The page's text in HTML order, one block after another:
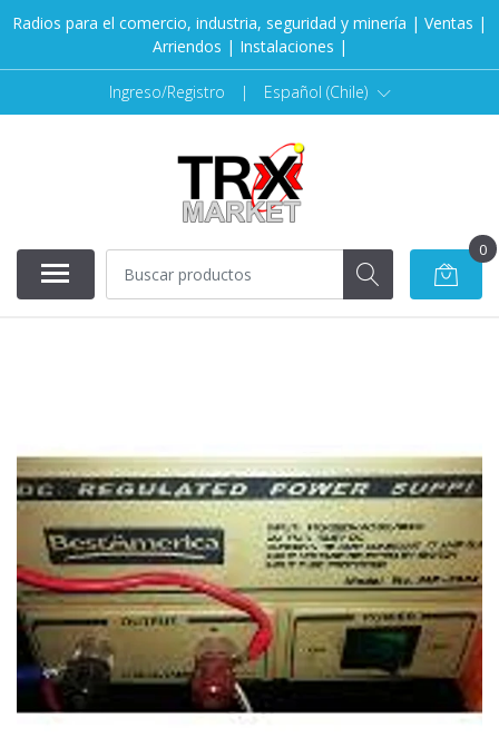
Radios para el comercio, industria, seguridad y minería | Ventas |
Arriendos | Instalaciones |
Ingreso/Registro | Español (Chile)
0